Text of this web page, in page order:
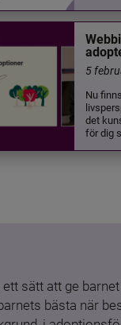
5
Nu
det
för dig
sätt att ge
bästa när